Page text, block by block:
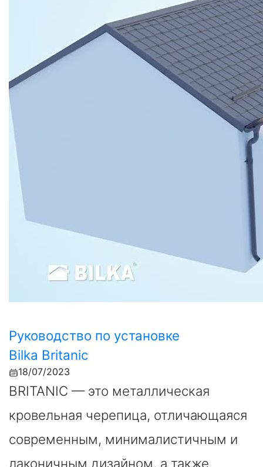
Руководство по установке
Bilka Britanic
18/07/2023
BRITANIC — это металлическая
кровельная черепица, отличающаяся
современным, минималистичным и
лаконичным дизайном, а также